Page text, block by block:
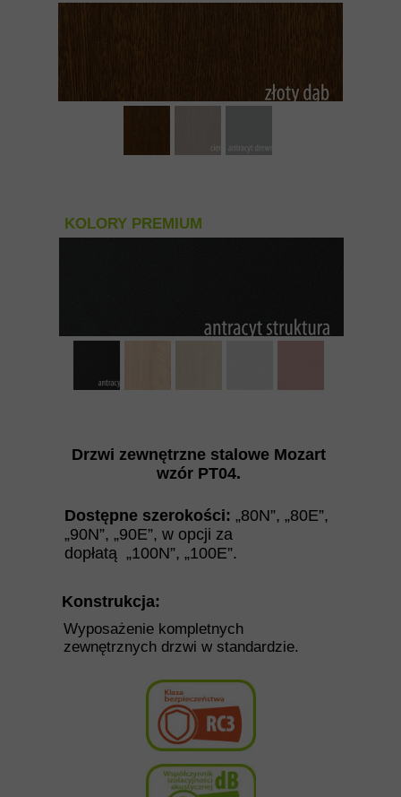
Wyposażenie kompletnych
zewnętrznych drzwi w standardzie.
KOLORY PREMIUM
Konstrukcja:
Drzwi zewnętrzne stalowe Mozart
wzór PT04.
Dostępne szerokości: „80N”, „80E”,
„90N”, „90E”, w opcji za
dopłatą „100N”, „100E”.